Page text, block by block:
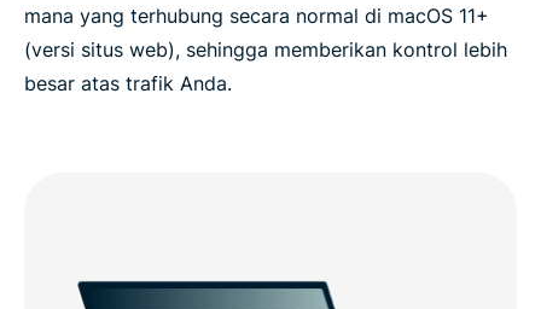
mana yang terhubung secara normal di macOS 11+
(versi situs web), sehingga memberikan kontrol lebih
besar atas trafik Anda.